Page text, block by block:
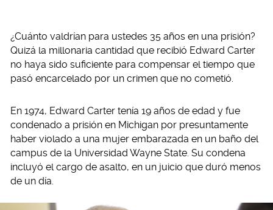
¿Cuánto valdrían para ustedes 35 años en una prisión?
Quizá la millonaria cantidad que recibió Edward Carter
no haya sido suficiente para compensar el tiempo que
pasó encarcelado por un crimen que no cometió.
En 1974, Edward Carter tenía 19 años de edad y fue
condenado a prisión en Michigan por presuntamente
haber violado a una mujer embarazada en un baño del
campus de la Universidad Wayne State. Su condena
incluyó el cargo de asalto, en un juicio que duró menos
de un día.